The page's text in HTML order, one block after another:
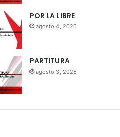
POR LA LIBRE
agosto 4, 2026
PARTITURA
agosto 3, 2026